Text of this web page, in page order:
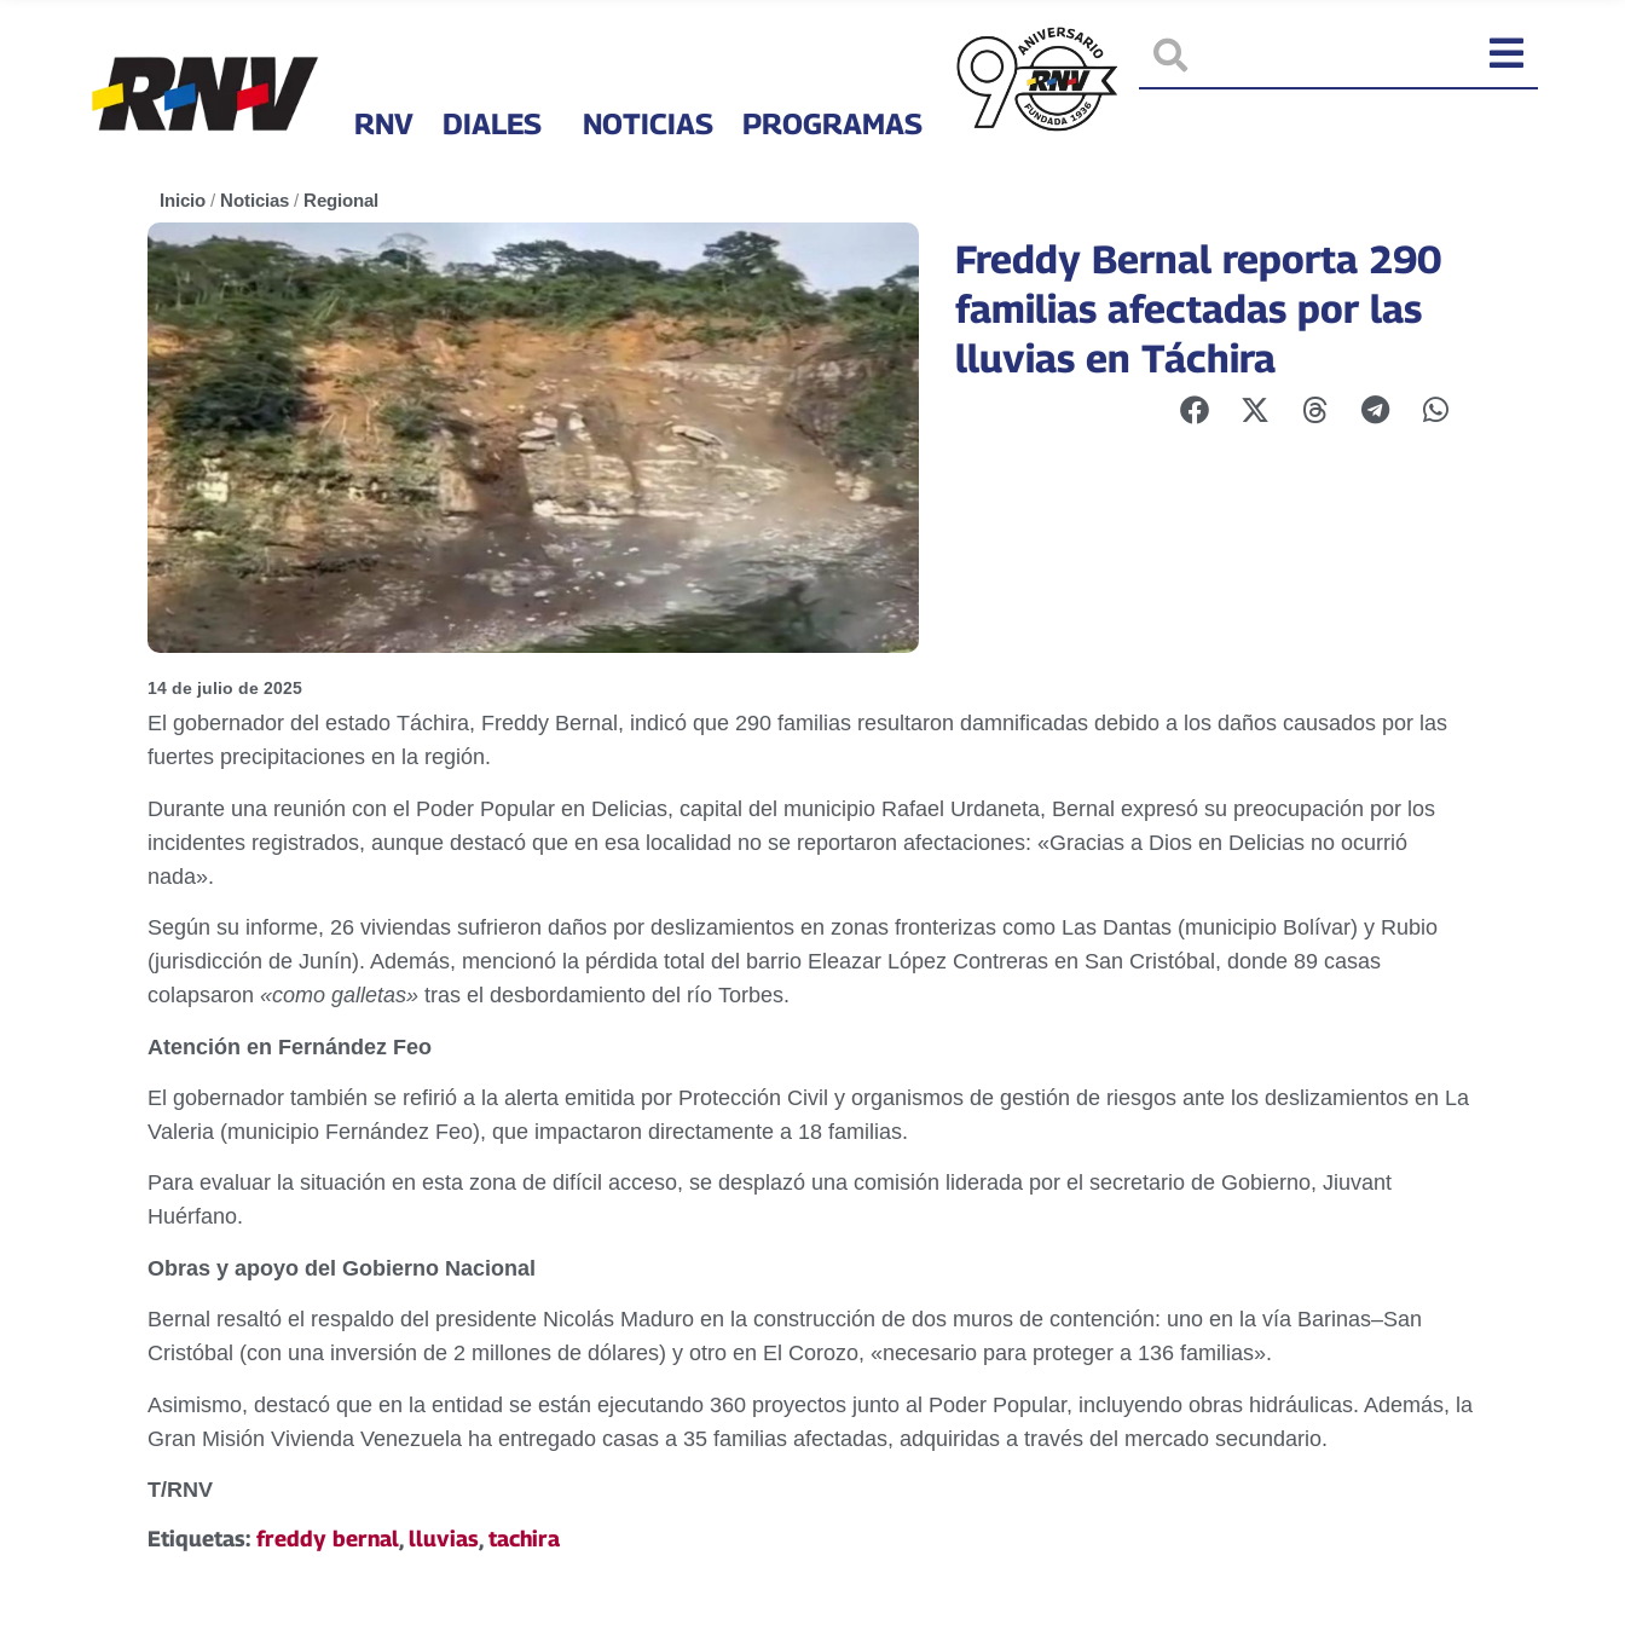
RNV DIALES NOTICIAS PROGRAMAS
Inicio / Noticias / Regional
Freddy Bernal reporta 290
familias afectadas por las
lluvias en Táchira
14 de julio de 2025
El gobernador del estado Táchira, Freddy Bernal, indicó que 290 familias resultaron damnificadas debido a los daños causados por las
fuertes precipitaciones en la región.
Durante una reunión con el Poder Popular en Delicias, capital del municipio Rafael Urdaneta, Bernal expresó su preocupación por los
incidentes registrados, aunque destacó que en esa localidad no se reportaron afectaciones: «Gracias a Dios en Delicias no ocurrió
nada».
Según su informe, 26 viviendas sufrieron daños por deslizamientos en zonas fronterizas como Las Dantas (municipio Bolívar) y Rubio
(jurisdicción de Junín). Además, mencionó la pérdida total del barrio Eleazar López Contreras en San Cristóbal, donde 89 casas
colapsaron «como galletas» tras el desbordamiento del río Torbes.
Atención en Fernández Feo
El gobernador también se refirió a la alerta emitida por Protección Civil y organismos de gestión de riesgos ante los deslizamientos en La
Valeria (municipio Fernández Feo), que impactaron directamente a 18 familias.
Para evaluar la situación en esta zona de difícil acceso, se desplazó una comisión liderada por el secretario de Gobierno, Jiuvant
Huérfano.
Obras y apoyo del Gobierno Nacional
Bernal resaltó el respaldo del presidente Nicolás Maduro en la construcción de dos muros de contención: uno en la vía Barinas–San
Cristóbal (con una inversión de 2 millones de dólares) y otro en El Corozo, «necesario para proteger a 136 familias».
Asimismo, destacó que en la entidad se están ejecutando 360 proyectos junto al Poder Popular, incluyendo obras hidráulicas. Además, la
Gran Misión Vivienda Venezuela ha entregado casas a 35 familias afectadas, adquiridas a través del mercado secundario.
T/RNV
Etiquetas: freddy bernal,lluvias,tachira